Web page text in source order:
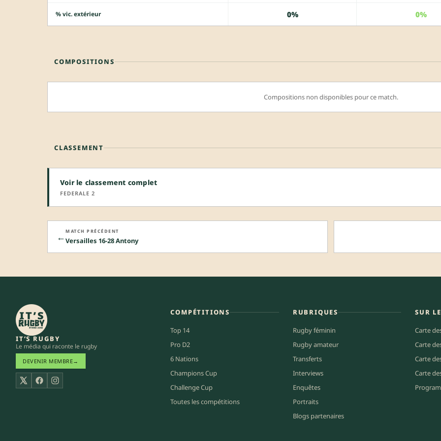
% vic. extérieur 0% 0%
COMPOSITIONS
Compositions non disponibles pour ce match.
CLASSEMENT
Voir le classement complet
FEDERALE 2
← MATCH PRÉCÉDENT
Versailles 16-28 Antony
IT’S RUGBY
Le média qui raconte le rugby
DEVENIR MEMBRE→
X FacebookInstagram
COMPÉTITIONS
Top 14
Pro D2
6 Nations
Champions Cup
Challenge Cup
Toutes les compétitions
RUBRIQUES
Rugby féminin
Rugby amateur
Transferts
Interviews
Enquêtes
Portraits
Blogs partenaires
SUR
Carte
Carte
Carte
Carte